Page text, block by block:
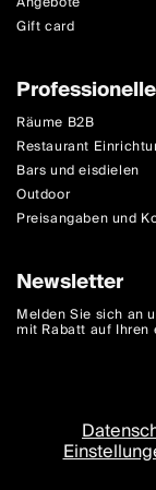
Gift card
Räume B2B
Restaurant
Bars und eisdielen
Outdoor
Preisangaben und
Newsletter
Melden Sie sich an
mit Rabatt auf Ihren